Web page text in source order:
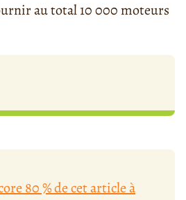
au total 10 000 moteurs
80 % de cet article à